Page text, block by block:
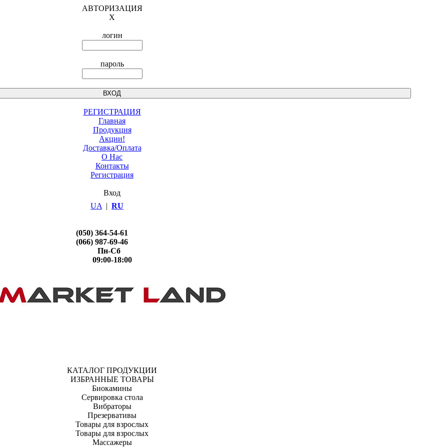
АВТОРИЗАЦИЯ
X
логин
пароль
РЕГИСТРАЦИЯ
Главная
Продукция
Акции!
Доставка/Оплата
О Нас
Контакты
Регистрация
Вход
UA | RU
(050) 364-54-61
(066) 987-69-46
Пн-Сб
09:00-18:00
КАТАЛОГ ПРОДУКЦИИ
ИЗБРАННЫЕ ТОВАРЫ
Биокамины
Сервировка стола
Вибраторы
Презервативы
Товары для взрослых
Товары для взрослых
Массажеры